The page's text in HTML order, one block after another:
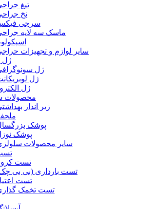
تیغ
نخ
سرجی
ماسک سه لایه
سایر لوازم و تجهیزات
ژل
ژل
ژل
ژل
محصولات
زیر انداز
پوشک
پوشک
سایر محصولات
تست
تست بارداری (بی بی
تست
تست تخمک